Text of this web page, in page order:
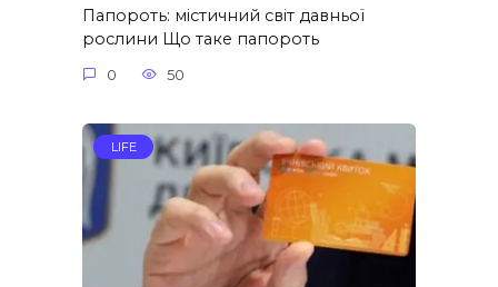
Папороть: містичний світ давньої
рослини Що таке папороть
0 50
LIFE